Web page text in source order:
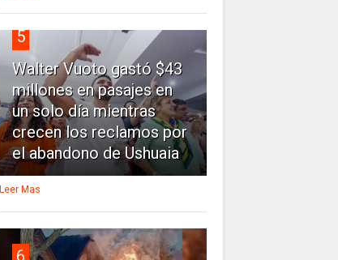
5
Walter Vuoto gastó $43
millones en pasajes en
un solo día mientras
crecen los reclamos por
el abandono de Ushuaia
Leer Mas